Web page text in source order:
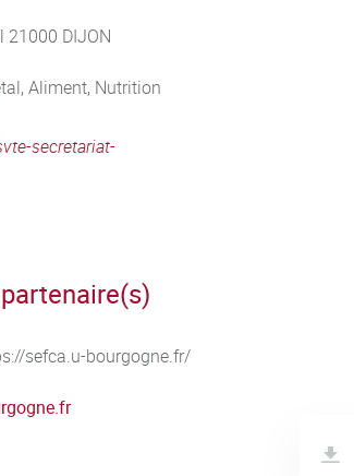
21000 DIJON
Aliment, Nutrition
secretariat-
sefca.u-bourgogne.fr/